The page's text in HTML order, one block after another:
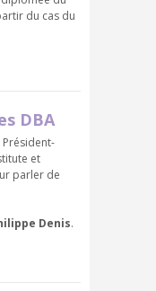
du cas du
DBA
Président-
et
parler de
Denis.